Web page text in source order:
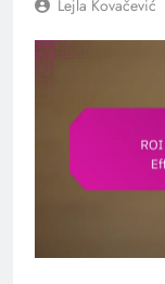
Lejla Kovačević